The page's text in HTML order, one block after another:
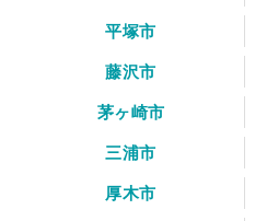
平塚市
藤沢市
茅ヶ崎市
三浦市
厚木市